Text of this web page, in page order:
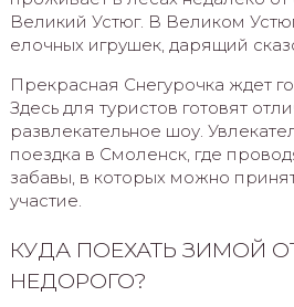
Великий Устюг. В Великом
елочных игрушек, дарящий
Прекрасная Снегурочка ждет
Здесь для туристов готовят
развлекательное шоу.
поездка в Смоленск, где
забавы, в которых можно
участие.
КУДА ПОЕХАТЬ ЗИМОЙ
НЕДОРОГО?